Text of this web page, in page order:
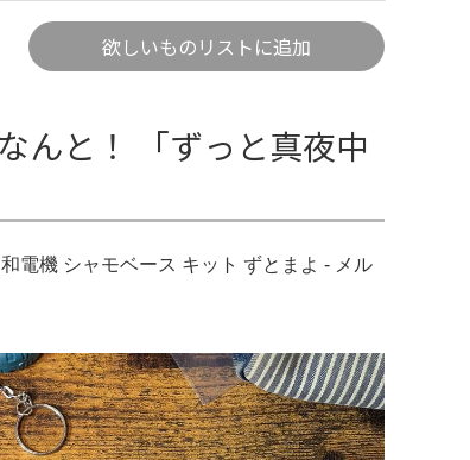
欲しいものリストに追加
と！ 「ずっと真夜中
電機 シャモベース キット ずとまよ - メル